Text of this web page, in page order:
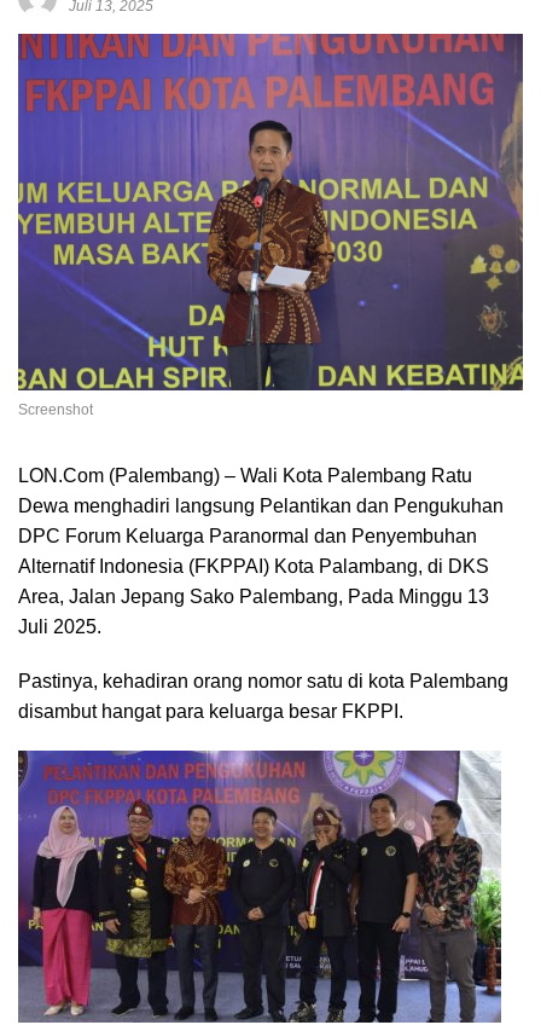
Juli 13, 2025
Screenshot
LON.Com (Palembang) – Wali Kota Palembang Ratu
Dewa menghadiri langsung Pelantikan dan Pengukuhan
DPC Forum Keluarga Paranormal dan Penyembuhan
Alternatif Indonesia (FKPPAI) Kota Palambang, di DKS
Area, Jalan Jepang Sako Palembang, Pada Minggu 13
Juli 2025.
Pastinya, kehadiran orang nomor satu di kota Palembang
disambut hangat para keluarga besar FKPPI.